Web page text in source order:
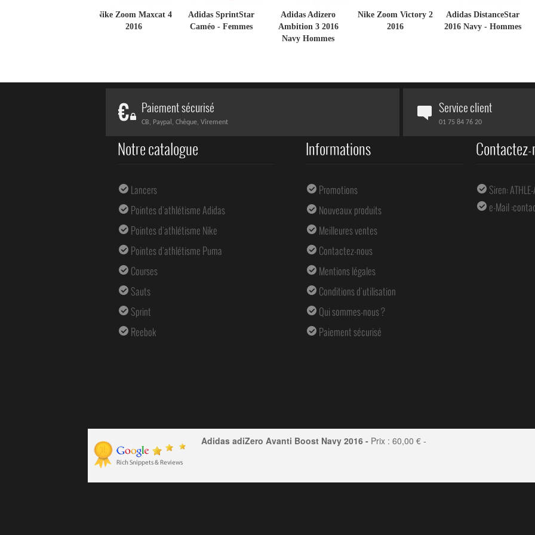
Nike Zoom Maxcat 4
2016
Adidas SprintStar
Caméo - Femmes
Adidas Adizero
Ambition 3 2016
Navy Hommes
Nike Zoom Victory 2
2016
Adidas DistanceStar
2016 Navy - Hommes
Paiement sécurisé
CB, Paypal, Chèque, Virement
Service client
01 75 84 76 20
Notre catalogue
Lancers
Pointes d'athlétisme Adidas
Pointes d'athlétisme Nike
Pointes d'athlétisme Puma
Courses
Sauts
Sprint
Reebok
Informations
Promotions
Nouveaux produits
Meilleures ventes
Contactez-nous
Mentions légales
Conditions d'utilisation
Qui sommes-nous ?
Paiement sécurisé
Siren:
e-Mail :
Adidas adiZero Avanti Boost Navy 2016 - Prix : 60,00 € -